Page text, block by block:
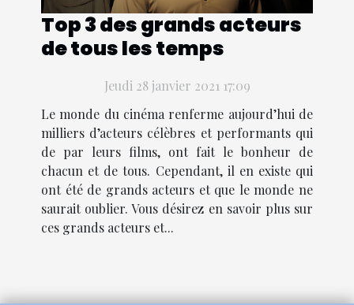
Top 3 des grands acteurs
de tous les temps
Jeudi 28 janvier 2021 17:09
Le monde du cinéma renferme aujourd’hui de
milliers d’acteurs célèbres et performants qui
de par leurs films, ont fait le bonheur de
chacun et de tous. Cependant, il en existe qui
ont été de grands acteurs et que le monde ne
saurait oublier. Vous désirez en savoir plus sur
ces grands acteurs et...